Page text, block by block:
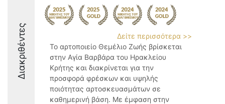
Διακριθέντες
Δείτε περισσότερα >>
Το αρτοποιείο Θεμέλιο Ζωής βρίσκεται
στην Αγία Βαρβάρα του Ηρακλείου
Κρήτης και διακρίνεται για την
προσφορά φρέσκων και υψηλής
ποιότητας αρτοσκευασμάτων σε
καθημερινή βάση. Με έμφαση στην